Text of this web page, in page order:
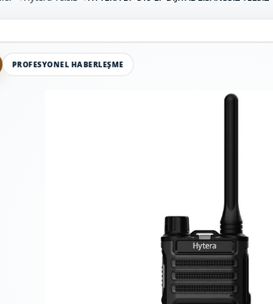
PROFESYONEL HABERLEŞME